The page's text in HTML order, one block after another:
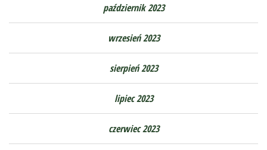
październik 2023
wrzesień 2023
sierpień 2023
lipiec 2023
czerwiec 2023